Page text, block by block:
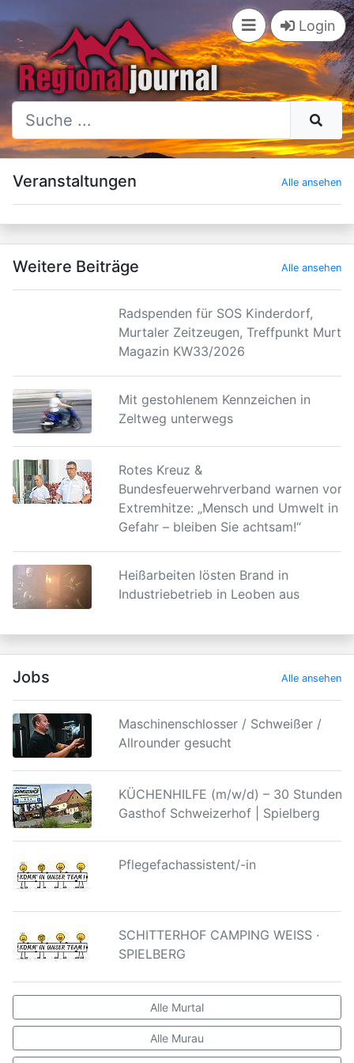
Login
×
Veranstaltungen Alle ansehen
Weitere Beiträge Alle ansehen
Radspenden für SOS Kinderdorf,
Murtaler Zeitzeugen, Treffpunkt Murtal
Magazin KW33/2026
Mit gestohlenem Kennzeichen in
Zeltweg unterwegs
Rotes Kreuz &
Bundesfeuerwehrverband warnen vor
Extremhitze: „Mensch und Umwelt in
Gefahr – bleiben Sie achtsam!“
Heißarbeiten lösten Brand in
Industriebetrieb in Leoben aus
Jobs Alle ansehen
Maschinenschlosser / Schweißer /
Allrounder gesucht
KÜCHENHILFE (m/w/d) – 30 Stunden |
Gasthof Schweizerhof | Spielberg
Pflegefachassistent/-in
SCHITTERHOF CAMPING WEISS ·
SPIELBERG
Alle Murtal
Alle Murau